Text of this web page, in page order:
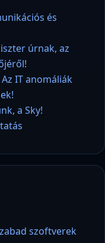
és
úrnak, az
IT anomáliák
a Sky!
szoftverek